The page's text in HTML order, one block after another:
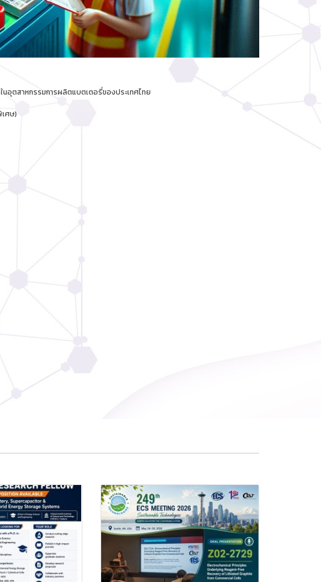
อุตสาหกรรมการผลิตแบตเตอรี่ของประเทศไทย
ศษ)